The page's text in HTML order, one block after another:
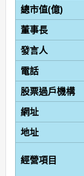
總市值(億)
董事長
發言人
電話
股票過戶機構
網址
地址
經營項目